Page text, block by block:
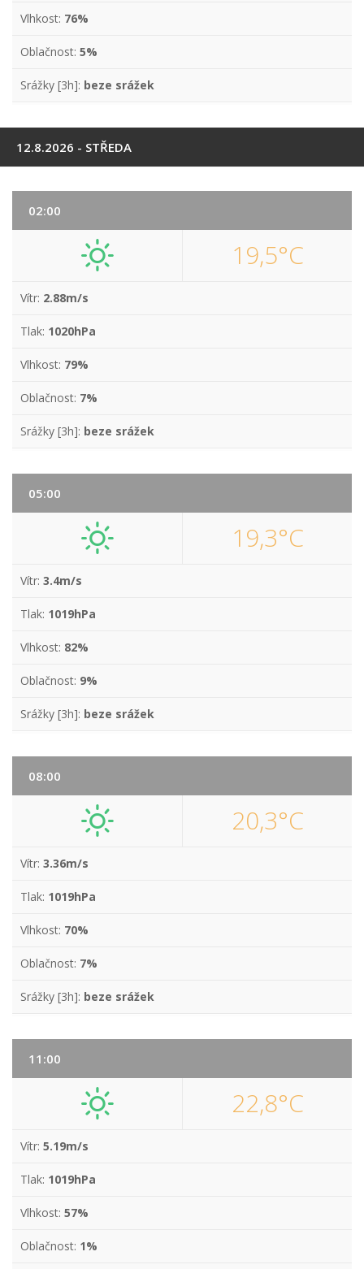
Vlhkost: 76%
Oblačnost: 5%
Srážky [3h]: beze srážek
12.8.2026 - STŘEDA
02:00
19,5°C
Vítr: 2.88m/s
Tlak: 1020hPa
Vlhkost: 79%
Oblačnost: 7%
Srážky [3h]: beze srážek
05:00
19,3°C
Vítr: 3.4m/s
Tlak: 1019hPa
Vlhkost: 82%
Oblačnost: 9%
Srážky [3h]: beze srážek
08:00
20,3°C
Vítr: 3.36m/s
Tlak: 1019hPa
Vlhkost: 70%
Oblačnost: 7%
Srážky [3h]: beze srážek
11:00
22,8°C
Vítr: 5.19m/s
Tlak: 1019hPa
Vlhkost: 57%
Oblačnost: 1%